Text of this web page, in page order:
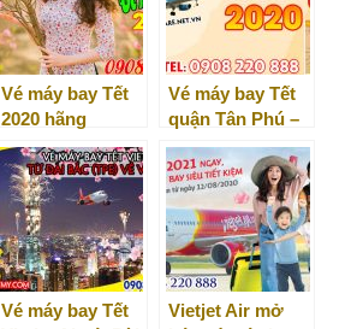
Vé máy bay Tết
2020 hãng
Bamboo Airways
Vé máy bay Tết
quận Tân Phú –
Đại lý Việt Mỹ
Vé máy bay Tết
Vietjet Air mở